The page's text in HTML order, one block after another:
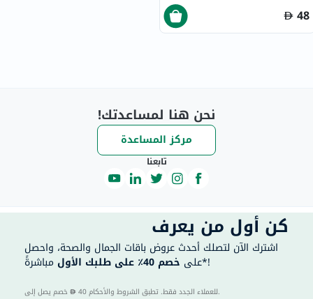
48
نحن هنا لمساعدتك!
مركز المساعدة
تابعنا
كن أول من يعرف
اشترك الآن لتصلك أحدث عروض باقات الجمال والصحة، واحصل
على خصم 40٪ على طلبك الأول مباشرةً*!
40 للعملاء الجدد فقط. تطبق الشروط والأحكام.